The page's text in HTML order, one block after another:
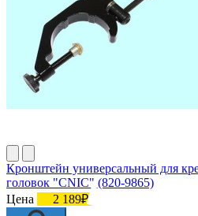
Кронштейн универсальный для
головок "CNIC" (820-9865)
Цена
2 189₽